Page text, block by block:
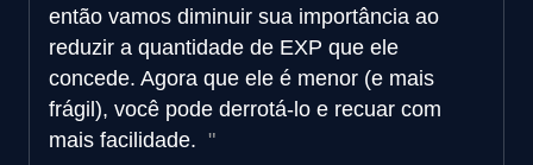
então vamos diminuir sua importância ao
reduzir a quantidade de EXP que ele
concede. Agora que ele é menor (e mais
frágil), você pode derrotá-lo e recuar com
mais facilidade.